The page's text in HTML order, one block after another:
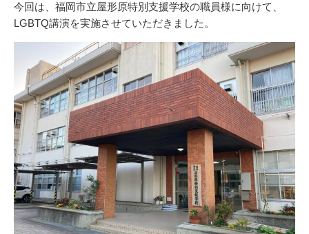
今回は、福岡市立屋形原特別支援学校の職員様に向けて、
LGBTQ講演を実施させていただきました。